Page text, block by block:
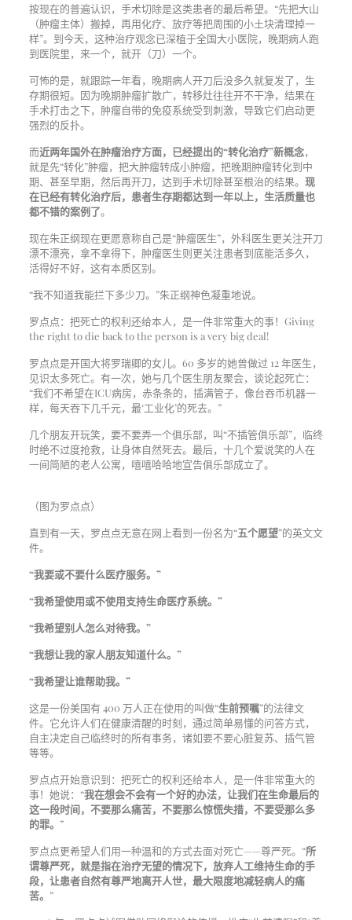
按现在的普遍认识，手术切除是这类患者的最后希望。“先把大山
（肿瘤主体）搬掉，再用化疗、放疗等把周围的小土块清理掉一
样”。到今天，这种治疗观念已深植于全国大小医院，晚期病人跑
到医院里，来一个，就开（刀）一个。
可怖的是，就跟踪一年看，晚期病人开刀后没多久就复发了，生
存期很短。因为晚期肿瘤扩散广，转移灶往往开不干净，结果在
手术打击之下，肿瘤自带的免疫系统受到刺激，导致它们启动更
强烈的反扑。
而近两年国外在肿瘤治疗方面，已经提出的“转化治疗”新概念，
就是先“转化”肿瘤，把大肿瘤转成小肿瘤，把晚期肿瘤转化到中
期、甚至早期，然后再开刀，达到手术切除甚至根治的结果。 现
在已经有转化治疗后，患者生存期都达到一年以上，生活质量也
都不错的案例了。
现在朱正纲现在更愿意称自己是“肿瘤医生”，外科医生更关注开刀
漂不漂亮，拿不拿得下，肿瘤医生则更关注患者到底能活多久，
活得好不好，这有本质区别。
“我不知道我能拦下多少刀。”朱正纲神色凝重地说。
罗点点：把死亡的权利还给本人，是一件非常重大的事！Giving
the right to die back to the person is a very big deal!
罗点点是开国大将罗瑞卿的女儿。60 多岁的她曾做过 12 年医生，
见识太多死亡。有一次，她与几个医生朋友聚会，谈论起死亡：
“我们不希望在ICU病房，赤条条的，插满管子，像台吞币机器一
样，每天吞下几千元，最‘工业化’的死去。”
几个朋友开玩笑，要不要弄一个俱乐部，叫“不插管俱乐部”，临终
时绝不过度抢救，让身体自然死去。最后，十几个爱说笑的人在
一间简陋的老人公寓，嘻嘻哈哈地宣告俱乐部成立了。
（图为罗点点）
直到有一天，罗点点无意在网上看到一份名为“五个愿望”的英文文
件。
“我要或不要什么医疗服务。”
“我希望使用或不使用支持生命医疗系统。”
“我希望别人怎么对待我。”
“我想让我的家人朋友知道什么。”
“我希望让谁帮助我。”
这是一份美国有 400 万人正在使用的叫做“生前预嘱”的法律文
件。它允许人们在健康清醒的时刻，通过简单易懂的问答方式，
自主决定自己临终时的所有事务，诸如要不要心脏复苏、插气管
等等。
罗点点开始意识到：把死亡的权利还给本人，是一件非常重大的
事！她说：“我在想会不会有一个好的办法，让我们在生命最后的
这一段时间，不要那么痛苦，不要那么惊慌失措，不要受那么多
的罪。 ”
罗点点更希望人们用一种温和的方式去面对死亡——尊严死。“所
谓尊严死，就是指在治疗无望的情况下，放弃人工维持生命的手
段，让患者自然有尊严地离开人世，最大限度地减轻病人的痛
苦。 ”